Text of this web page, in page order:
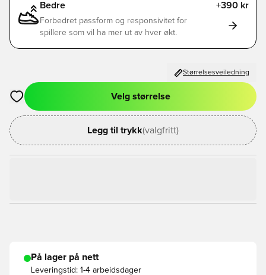
Bedre +390 kr
Forbedret passform og responsivitet for
spillere som vil ha mer ut av hver økt.
Størrelsesveiledning
Åpner en Modal for å logge inn eller registrere deg som
Velg størrelse
Legg til trykk(valgfritt)
På lager på nett
Leveringstid: 1-4 arbeidsdager